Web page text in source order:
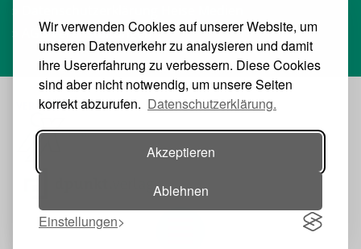
Wir verwenden Cookies auf unserer Website, um
unseren Datenverkehr zu analysieren und damit
ihre Usererfahrung zu verbessern. Diese Cookies
sind aber nicht notwendig, um unsere Seiten
korrekt abzurufen. Datenschutzerklärung.
Akzeptieren
Ablehnen
Einstellungen
» Datenschutzerklärung Heise Medien
» AGB Veranstaltungen
VERANSTALTER: